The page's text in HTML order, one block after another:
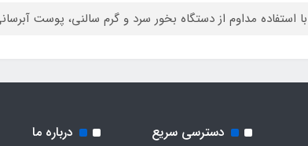
با استفاده مداوم از دستگاه بخور سرد و گرم سالنی، پوست
دسترسی سریع درباره ما